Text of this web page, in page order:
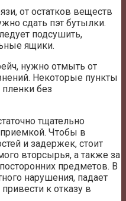
от остатков веществ
сдать пэт бутылки.
подсушить,
ящики.
нужно отмыть от
Некоторые пункты
без
тщательно
Чтобы в
и задержек, стоит
вторсырья, а также за
предметов. В
нарушения, падает
к отказу в